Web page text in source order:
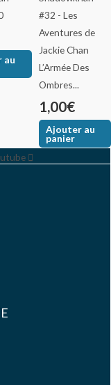
au
L’Armée Des
Ombres...
1,00€
Ajouter au
panier